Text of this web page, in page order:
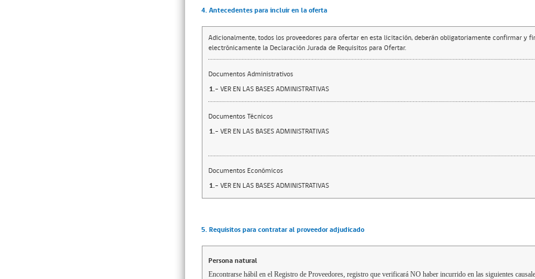
4. Antecedentes para incluir en la oferta
Adicionalmente, todos los proveedores para ofertar en esta licitación, deberán obligatoriamente confirmar y
electrónicamente la Declaración Jurada de Requisitos para Ofertar.
Documentos Administrativos
1.- VER EN LAS BASES ADMINISTRATIVAS
Documentos Técnicos
1.- VER EN LAS BASES ADMINISTRATIVAS
Documentos Económicos
1.- VER EN LAS BASES ADMINISTRATIVAS
5. Requisitos para contratar al proveedor adjudicado
Persona natural
Encontrarse hábil en el Registro de Proveedores, registro que verificará NO haber incurrido en las siguientes